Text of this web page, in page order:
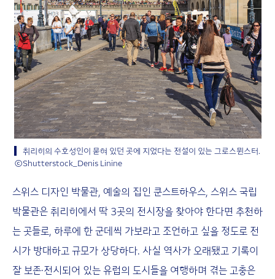
취리히의 수호성인이 묻혀 있던 곳에 지었다는 전설이 있는 그로스뮌스터.
ⓒShutterstock_Denis Linine
스위스 디자인 박물관, 예술의 집인 쿤스트하우스, 스위스 국립
박물관은 취리히에서 딱 3곳의 전시장을 찾아야 한다면 추천하
는 곳들로, 하루에 한 군데씩 가보라고 조언하고 싶을 정도로 전
시가 방대하고 규모가 상당하다. 사실 역사가 오래됐고 기록이
잘 보존·전시되어 있는 유럽의 도시들을 여행하며 겪는 고충은